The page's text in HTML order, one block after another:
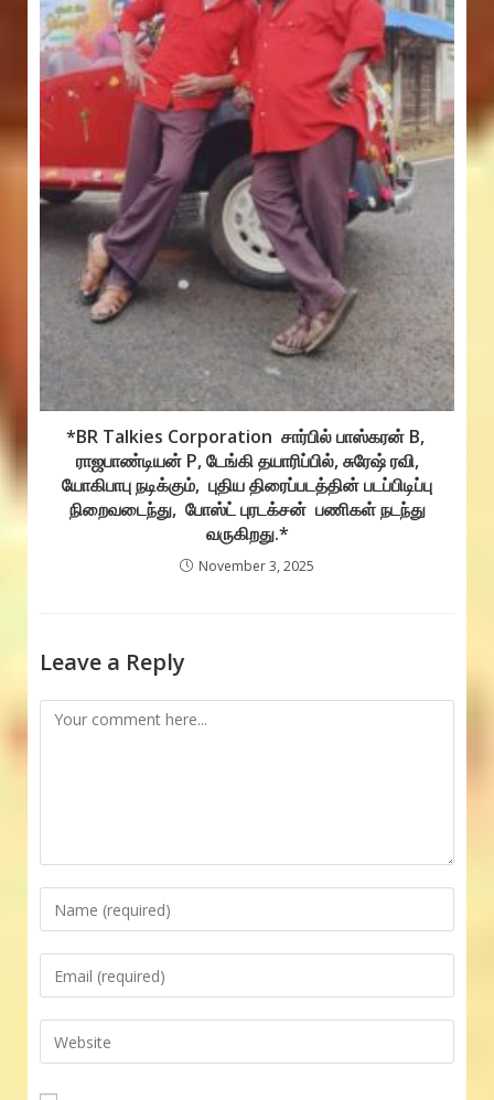
*BR Talkies Corporation சார்பில் பாஸ்கரன் B,
ராஜபாண்டியன் P, டேங்கி தயாரிப்பில், சுரேஷ் ரவி,
யோகிபாபு நடிக்கும், புதிய திரைப்படத்தின் படப்பிடிப்பு
நிறைவடைந்து, போஸ்ட் புரடக்சன் பணிகள் நடந்து
வருகிறது.*
November 3, 2025
Leave a Reply
Comment
Enter
your
name
comment
Enter
your
email
address
Enter
your